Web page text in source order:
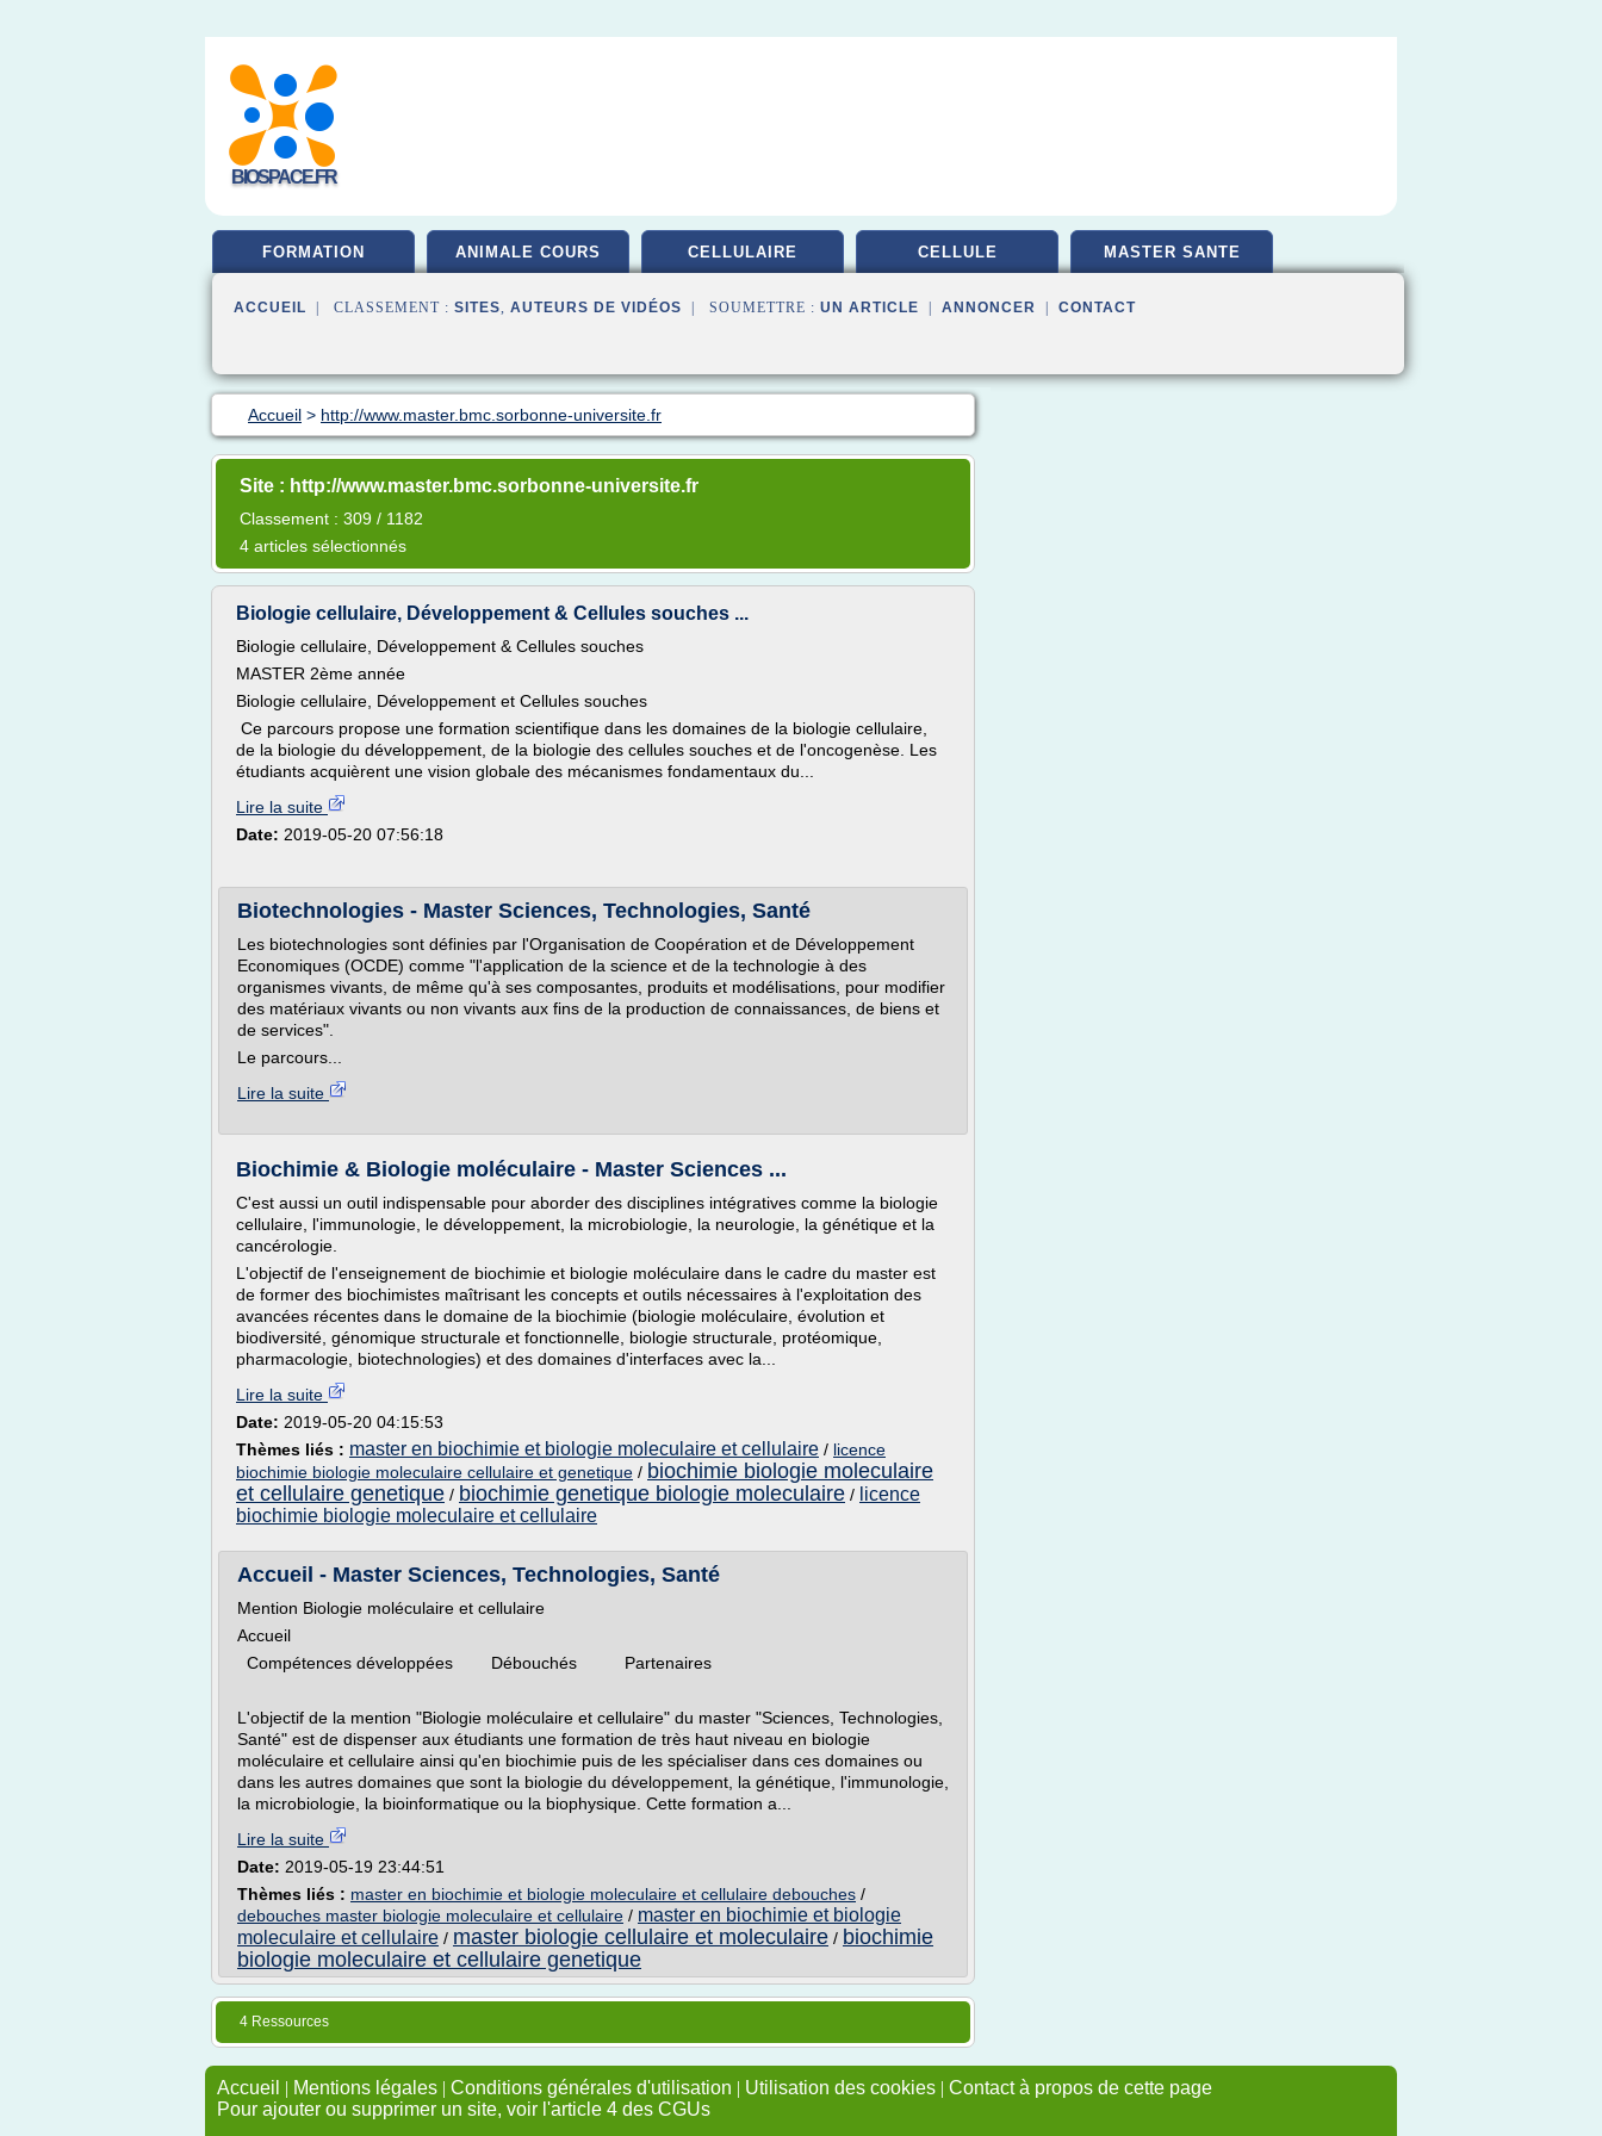
BIOSPACE.FR
FORMATION ANIMALE COURS CELLULAIRE CELLULE MASTER SANTE
ACCUEIL | CLASSEMENT : SITES, AUTEURS DE VIDÉOS | SOUMETTRE : UN ARTICLE ANNONCER CONTACT
Accueil > http://www.master.bmc.sorbonne-universite.fr
Site : http://www.master.bmc.sorbonne-universite.fr
Classement : 309 / 1182
4 articles sélectionnés
Biologie cellulaire, Développement & Cellules souches ...
Biologie cellulaire, Développement & Cellules souches
MASTER 2ème année
Biologie cellulaire, Développement et Cellules souches
Ce parcours propose une formation scientifique dans les domaines de la biologie cellulaire,
de la biologie du développement, de la biologie des cellules souches et de l'oncogenèse. Les
étudiants acquièrent une vision globale des mécanismes fondamentaux du...
Lire la suite
Date: 2019-05-20 07:56:18
Biotechnologies - Master Sciences, Technologies, Santé
Les biotechnologies sont définies par l'Organisation de Coopération et de Développement
Economiques (OCDE) comme "l'application de la science et de la technologie à des
organismes vivants, de même qu'à ses composantes, produits et modélisations, pour modifier
des matériaux vivants ou non vivants aux fins de la production de connaissances, de biens et
de services".
Le parcours...
Lire la suite
Biochimie & Biologie moléculaire - Master Sciences ...
C'est aussi un outil indispensable pour aborder des disciplines intégratives comme la biologie
cellulaire, l'immunologie, le développement, la microbiologie, la neurologie, la génétique et la
cancérologie.
L'objectif de l'enseignement de biochimie et biologie moléculaire dans le cadre du master est
de former des biochimistes maîtrisant les concepts et outils nécessaires à l'exploitation des
avancées récentes dans le domaine de la biochimie (biologie moléculaire, évolution et
biodiversité, génomique structurale et fonctionnelle, biologie structurale, protéomique,
pharmacologie, biotechnologies) et des domaines d'interfaces avec la...
Lire la suite
Date: 2019-05-20 04:15:53
Thèmes liés : master en biochimie et biologie moleculaire et cellulaire / licence
biochimie biologie moleculaire cellulaire et genetique / biochimie biologie moleculaire
et cellulaire genetique / biochimie genetique biologie moleculaire / licence
biochimie biologie moleculaire et cellulaire
Accueil - Master Sciences, Technologies, Santé
Mention Biologie moléculaire et cellulaire
Accueil
Compétences développées Débouchés Partenaires
L'objectif de la mention "Biologie moléculaire et cellulaire" du master "Sciences, Technologies,
Santé" est de dispenser aux étudiants une formation de très haut niveau en biologie
moléculaire et cellulaire ainsi qu'en biochimie puis de les spécialiser dans ces domaines ou
dans les autres domaines que sont la biologie du développement, la génétique, l'immunologie,
la microbiologie, la bioinformatique ou la biophysique. Cette formation a...
Lire la suite
Date: 2019-05-19 23:44:51
Thèmes liés : master en biochimie et biologie moleculaire et cellulaire debouches /
debouches master biologie moleculaire et cellulaire / master en biochimie et biologie
moleculaire et cellulaire / master biologie cellulaire et moleculaire / biochimie
biologie moleculaire et cellulaire genetique
4 Ressources
Accueil | Mentions légales | Conditions générales d'utilisation | Utilisation des cookies | Contact à propos de cette page
Pour ajouter ou supprimer un site, voir l'article 4 des CGUs